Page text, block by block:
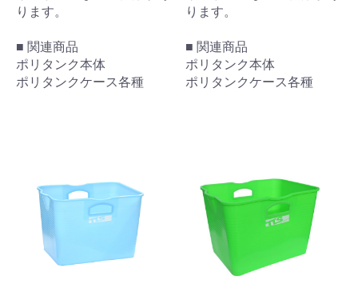
ります。
■ 関連商品
ポリタンク本体
ポリタンクケース各種
ります。
■ 関連商品
ポリタンク本体
ポリタンクケース各種
カートへ進む